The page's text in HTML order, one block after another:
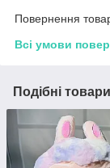
Повернення
Всі умови
Подібні